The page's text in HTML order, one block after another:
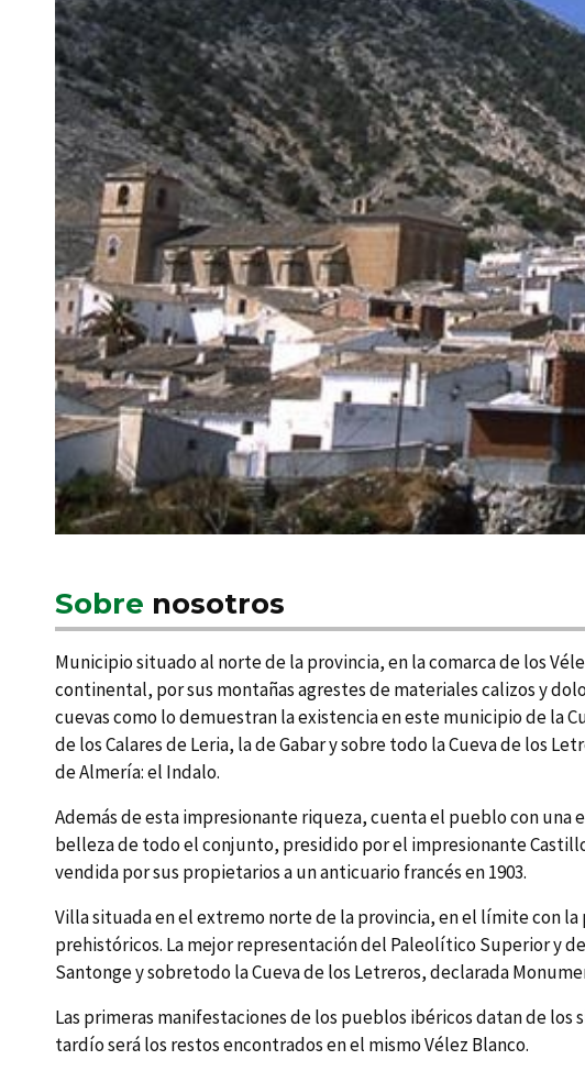
Sobre nosotros
Municipio situado al norte de la provincia, en la comarca de los
continental, por sus montañas agrestes de materiales calizos y
cuevas como lo demuestran la existencia en este municipio de la
de los Calares de Leria, la de Gabar y sobre todo la Cueva de los
de Almería: el Indalo.
Además de esta impresionante riqueza, cuenta el pueblo con una
belleza de todo el conjunto, presidido por el impresionante
vendida por sus propietarios a un anticuario francés en 1903.
Villa situada en el extremo norte de la provincia, en el lí­mite con
prehistóricos. La mejor representación del Paleolí­tico Superior y
Santonge y sobretodo la Cueva de los Letreros, declarada
Las primeras manifestaciones de los pueblos ibéricos datan de los
tardí­o será los restos encontrados en el mismo Vélez Blanco.